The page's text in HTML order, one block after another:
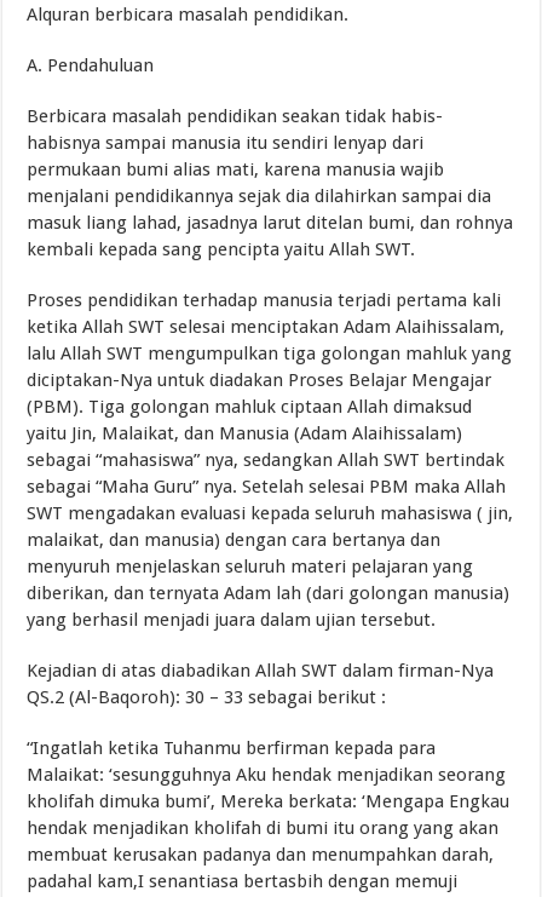
Alquran berbicara masalah pendidikan.
A. Pendahuluan
Berbicara masalah pendidikan seakan tidak habis-
habisnya sampai manusia itu sendiri lenyap dari
permukaan bumi alias mati, karena manusia wajib
menjalani pendidikannya sejak dia dilahirkan sampai dia
masuk liang lahad, jasadnya larut ditelan bumi, dan rohnya
kembali kepada sang pencipta yaitu Allah SWT.
Proses pendidikan terhadap manusia terjadi pertama kali
ketika Allah SWT selesai menciptakan Adam Alaihissalam,
lalu Allah SWT mengumpulkan tiga golongan mahluk yang
diciptakan-Nya untuk diadakan Proses Belajar Mengajar
(PBM). Tiga golongan mahluk ciptaan Allah dimaksud
yaitu Jin, Malaikat, dan Manusia (Adam Alaihissalam)
sebagai “mahasiswa” nya, sedangkan Allah SWT bertindak
sebagai “Maha Guru” nya. Setelah selesai PBM maka Allah
SWT mengadakan evaluasi kepada seluruh mahasiswa ( jin,
malaikat, dan manusia) dengan cara bertanya dan
menyuruh menjelaskan seluruh materi pelajaran yang
diberikan, dan ternyata Adam lah (dari golongan manusia)
yang berhasil menjadi juara dalam ujian tersebut.
Kejadian di atas diabadikan Allah SWT dalam firman-Nya
QS.2 (Al-Baqoroh): 30 – 33 sebagai berikut :
“Ingatlah ketika Tuhanmu berfirman kepada para
Malaikat: ‘sesungguhnya Aku hendak menjadikan seorang
kholifah dimuka bumi’, Mereka berkata: ‘Mengapa Engkau
hendak menjadikan kholifah di bumi itu orang yang akan
membuat kerusakan padanya dan menumpahkan darah,
padahal kam,I senantiasa bertasbih dengan memuji